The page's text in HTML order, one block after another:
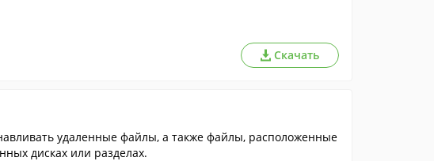
Скачать
удаленные файлы, а также файлы, расположенные
дисках или разделах.